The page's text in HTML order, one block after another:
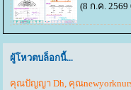
(8 ก.ค. 2569
ผู้โหวตบล็อกนี้...
คุณปัญญา Dh, คุณ